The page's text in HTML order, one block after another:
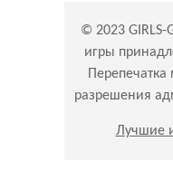
© 2023 GIRLS-
игры
Перепечатка
разрешения
Лучшие